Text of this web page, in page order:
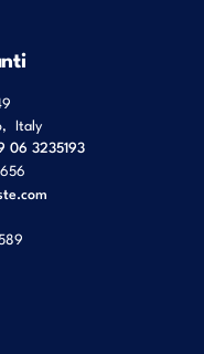
Italy
06 3235193